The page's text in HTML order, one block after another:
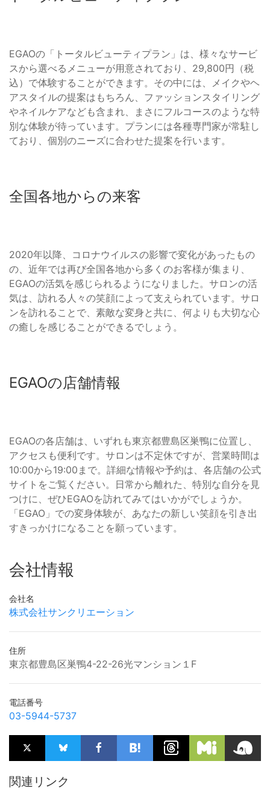
EGAOの「トータルビューティプラン」は、様々なサービ
スから選べるメニューが用意されており、29,800円（税
込）で体験することができます。その中には、メイクやヘ
アスタイルの提案はもちろん、ファッションスタイリング
やネイルケアなども含まれ、まさにフルコースのような特
別な体験が待っています。プランには各種専門家が常駐し
ており、個別のニーズに合わせた提案を行います。
全国各地からの来客
2020年以降、コロナウイルスの影響で変化があったもの
の、近年では再び全国各地から多くのお客様が集まり、
EGAOの活気を感じられるようになりました。サロンの活
気は、訪れる人々の笑顔によって支えられています。サロ
ンを訪れることで、素敵な変身と共に、何よりも大切な心
の癒しを感じることができるでしょう。
EGAOの店舗情報
EGAOの各店舗は、いずれも東京都豊島区巣鴨に位置し、
アクセスも便利です。サロンは不定休ですが、営業時間は
10:00から19:00まで。詳細な情報や予約は、各店舗の公式
サイトをご覧ください。日常から離れた、特別な自分を見
つけに、ぜひEGAOを訪れてみてはいかがでしょうか。
「EGAO」での変身体験が、あなたの新しい笑顔を引き出
すきっかけになることを願っています。
会社情報
会社名
株式会社サンクリエーション
住所
東京都豊島区巣鴨4-22-26光マンション１F
電話番号
03-5944-5737
関連リンク